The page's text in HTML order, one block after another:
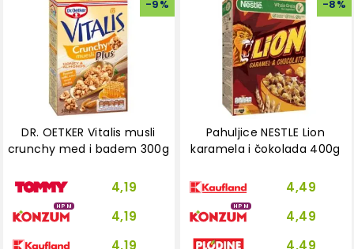
-9%
DR. OETKER Vitalis musli
crunchy med i badem 300g
4,19
HPM
4,19
4,19
-8%
Pahuljice NESTLE Lion
karamela i čokolada 400g
4,49
HPM
4,49
4,49